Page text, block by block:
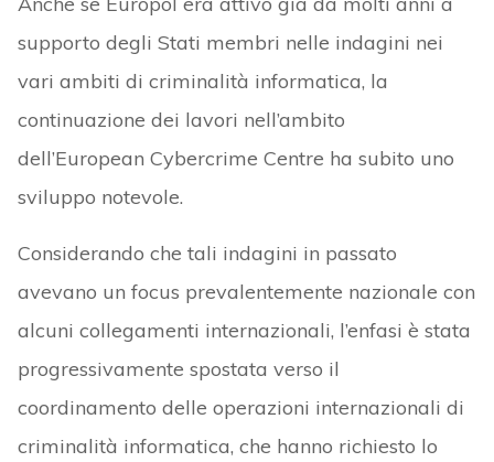
supporto degli Stati membri nelle indagini nei
vari ambiti di criminalità informatica, la
continuazione dei lavori nell’ambito
dell’European Cybercrime Centre ha subito uno
sviluppo notevole.
Considerando che tali indagini in passato
avevano un focus prevalentemente nazionale con
alcuni collegamenti internazionali, l’enfasi è stata
progressivamente spostata verso il
coordinamento delle operazioni internazionali di
criminalità informatica, che hanno richiesto lo